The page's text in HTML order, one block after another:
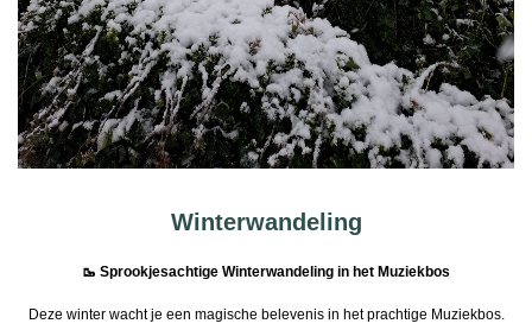
Winterwandeling
🥾 Sprookjesachtige Winterwandeling in het Muziekbos
Deze winter wacht je een magische belevenis in het prachtige Muziekbos.